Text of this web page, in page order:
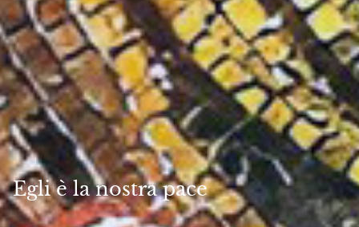
Egli è la nostra pace